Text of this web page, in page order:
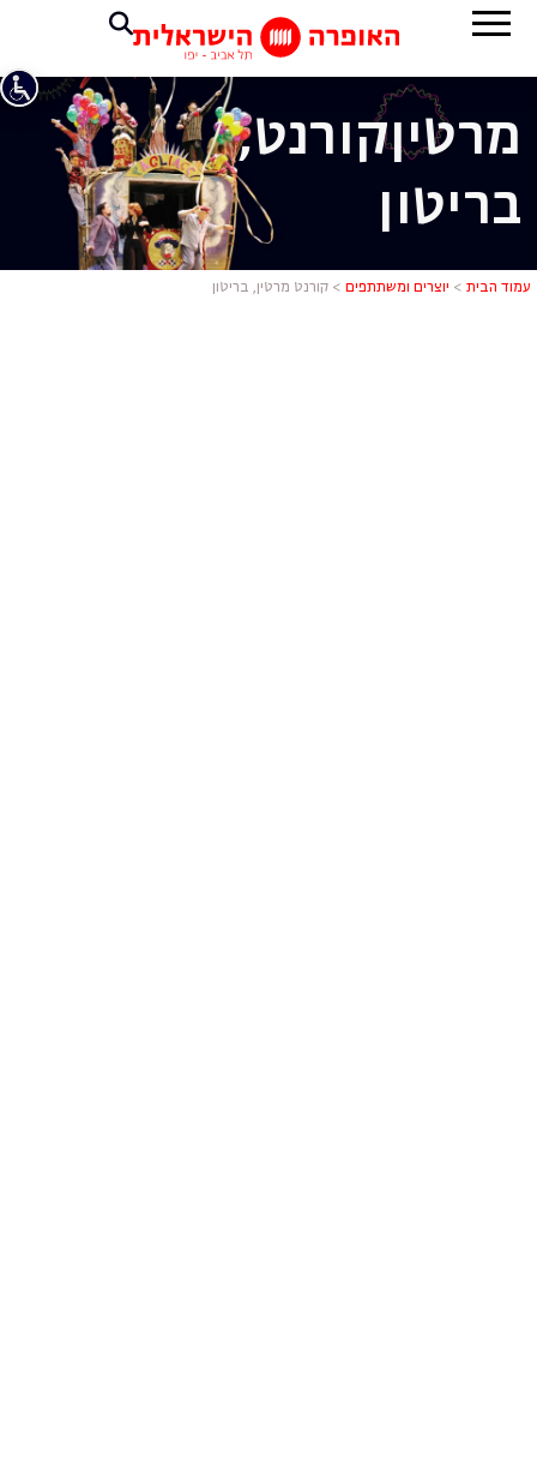
קורנט
מרטיןקורנט,
בריטון
עמוד הבית > יוצרים ומשתתפים > קורנט מרטין, בריטון